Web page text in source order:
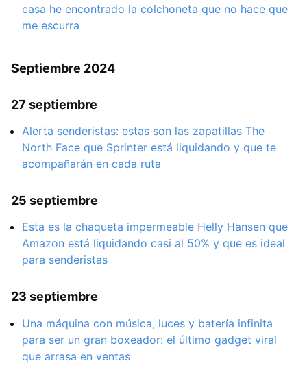
casa he encontrado la colchoneta que no hace que
me escurra
Septiembre 2024
27 septiembre
Alerta senderistas: estas son las zapatillas The
North Face que Sprinter está liquidando y que te
acompañarán en cada ruta
25 septiembre
Esta es la chaqueta impermeable Helly Hansen que
Amazon está liquidando casi al 50% y que es ideal
para senderistas
23 septiembre
Una máquina con música, luces y batería infinita
para ser un gran boxeador: el último gadget viral
que arrasa en ventas